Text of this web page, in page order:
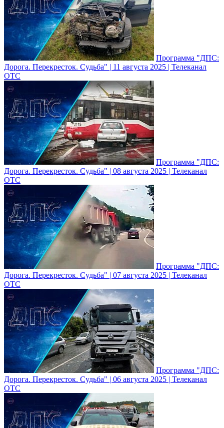
Программа "ДПС:
Дорога. Перекресток. Судьба" | 11 августа 2025 | Телеканал
ОТС
Программа "ДПС:
Дорога. Перекресток. Судьба" | 08 августа 2025 | Телеканал
ОТС
Программа "ДПС:
Дорога. Перекресток. Судьба" | 07 августа 2025 | Телеканал
ОТС
Программа "ДПС:
Дорога. Перекресток. Судьба" | 06 августа 2025 | Телеканал
ОТС